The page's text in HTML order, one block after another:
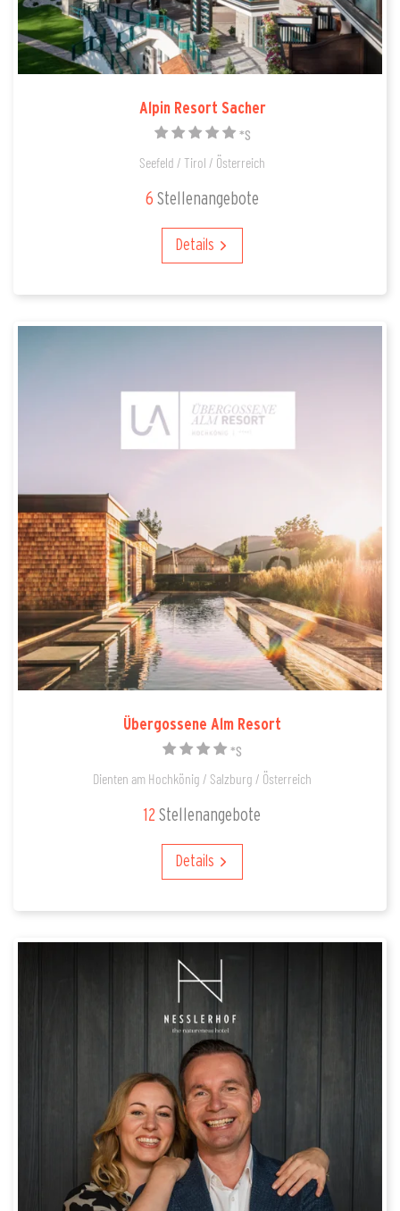
Alpin Resort Sacher
*S
Seefeld / Tirol / Österreich
6 Stellenangebote
Details
Übergossene Alm Resort
*S
Dienten am Hochkönig / Salzburg / Österreich
12 Stellenangebote
Details